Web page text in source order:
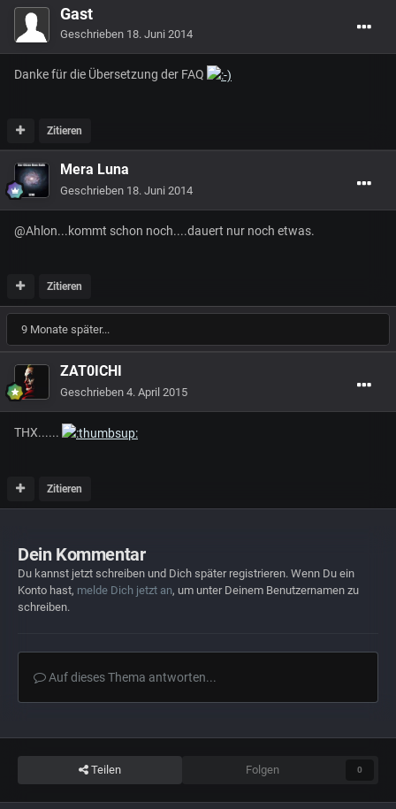
Gast
Geschrieben 18. Juni 2014
Danke für die Übersetzung der FAQ
Zitieren
Mera Luna
Geschrieben 18. Juni 2014
@Ahlon...kommt schon noch....dauert nur noch etwas.
Zitieren
9 Monate später...
ZAT0ICHI
Geschrieben 4. April 2015
THX......
Zitieren
Dein Kommentar
Du kannst jetzt schreiben und Dich später registrieren. Wenn Du ein
Konto hast, melde Dich jetzt an, um unter Deinem Benutzernamen zu
schreiben.
Auf dieses Thema antworten...
Teilen Folgen 0